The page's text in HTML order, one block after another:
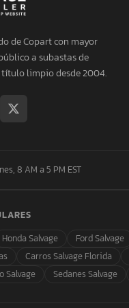
de Copart con mayor
a subastas de
limpio desde 2004.
8 AM a 5 PM EST
Honda Salvage Ford Salvage
Carros Salvage Florida
Salvage
Sedanes Salvage